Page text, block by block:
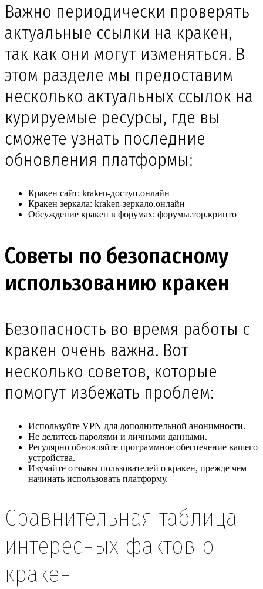
Важно периодически проверять
актуальные ссылки на кракен,
так как они могут изменяться. В
этом разделе мы предоставим
несколько актуальных ссылок на
курируемые ресурсы, где вы
сможете узнать последние
обновления платформы:
Кракен сайт: kraken-доступ.онлайн
Кракен зеркала: kraken-зеркало.онлайн
Обсуждение кракен в форумах: форумы.тор.крипто
Советы по безопасному
использованию кракен
Безопасность во время работы с
кракен очень важна. Вот
несколько советов, которые
помогут избежать проблем:
Используйте VPN для дополнительной анонимности.
Не делитесь паролями и личными данными.
Регулярно обновляйте программное обеспечение вашего
устройства.
Изучайте отзывы пользователей о кракен, прежде чем
начинать использовать платформу.
Сравнительная таблица
интересных фактов о
кракен